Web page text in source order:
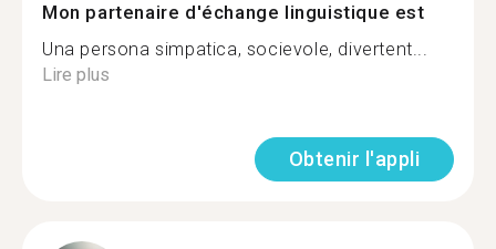
Mon partenaire d'échange linguistique est
Una persona simpatica, socievole, divertent...
Lire plus
Obtenir l'appli